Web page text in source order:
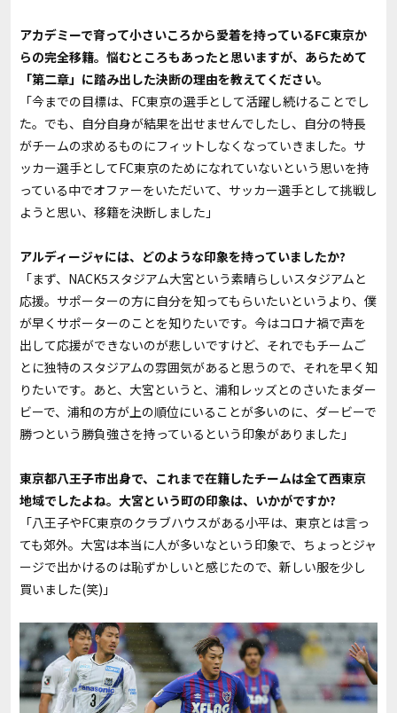
――アカデミーで育って小さいころから愛着を持っているFC東京か
らの完全移籍。悩むところもあったと思いますが、あらためて
「第二章」に踏み出した決断の理由を教えてください。
「今までの目標は、FC東京の選手として活躍し続けることでし
た。でも、自分自身が結果を出せませんでしたし、自分の特長
がチームの求めるものにフィットしなくなっていきました。サ
ッカー選手としてFC東京のためになれていないという思いを持
っている中でオファーをいただいて、サッカー選手として挑戦し
ようと思い、移籍を決断しました」
――アルディージャには、どのような印象を持っていましたか?
「まず、NACK5スタジアム大宮という素晴らしいスタジアムと
応援。サポーターの方に自分を知ってもらいたいというより、僕
が早くサポーターのことを知りたいです。今はコロナ禍で声を
出して応援ができないのが悲しいですけど、それでもチームご
とに独特のスタジアムの雰囲気があると思うので、それを早く知
りたいです。あと、大宮というと、浦和レッズとのさいたまダー
ビーで、浦和の方が上の順位にいることが多いのに、ダービーで
勝つという勝負強さを持っているという印象がありました」
――東京都八王子市出身で、これまで在籍したチームは全て西東京
地域でしたよね。大宮という町の印象は、いかがですか?
「八王子やFC東京のクラブハウスがある小平は、東京とは言っ
ても郊外。大宮は本当に人が多いなという印象で、ちょっとジャ
ージで出かけるのは恥ずかしいと感じたので、新しい服を少し
買いました(笑)」